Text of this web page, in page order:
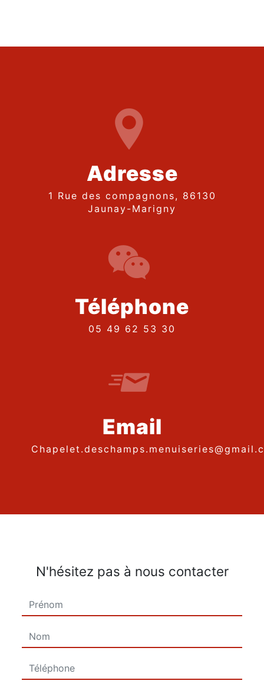
Adresse
1 Rue des compagnons, 86130
Jaunay-Marigny
Téléphone
05 49 62 53 30
Email
N'hésitez pas à nous contacter